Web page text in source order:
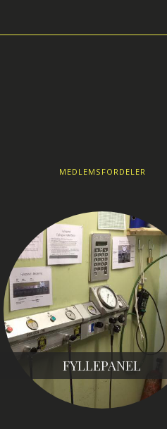
MEDLEMSFORDELER
FYLLEPANEL